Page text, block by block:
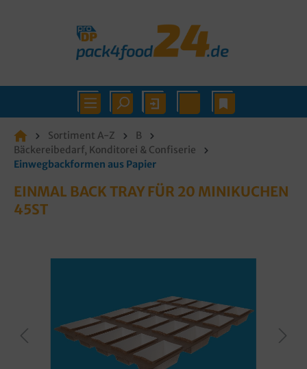
Sortiment A-Z
B
Bäckereibedarf, Konditorei & Confiserie
Einwegbackformen aus Papier
EINMAL BACK TRAY FÜR 20 MINIKUCHEN
45ST